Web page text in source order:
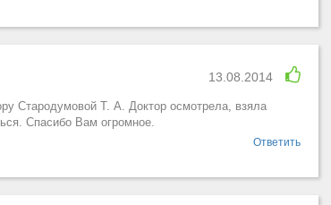
13.08.2014
Стародумовой Т. А. Доктор осмотрела, взяла
Спасибо Вам огромное.
Ответить